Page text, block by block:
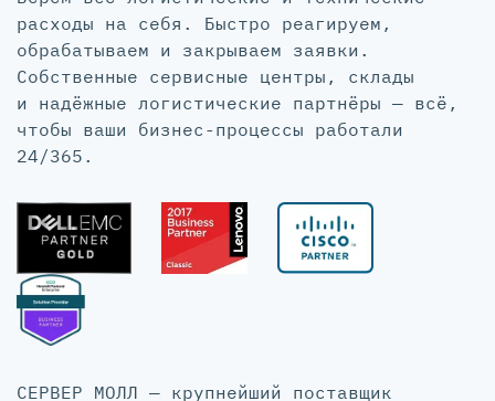
расходы на себя. Быстро реагируем,
обрабатываем и закрываем заявки.
Собственные сервисные центры, склады
и надёжные логистические партнёры — всё,
чтобы ваши бизнес-процессы работали
24/365.
СЕРВЕР МОЛЛ — крупнейший поставщик